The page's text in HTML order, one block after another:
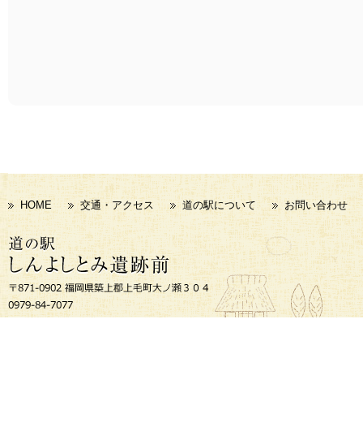
HOME 交通・アクセス 道の駅について お問い合わせ